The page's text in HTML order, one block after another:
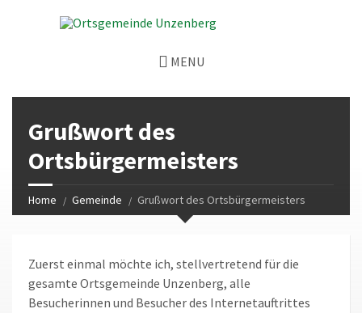
MENU
Grußwort des
Ortsbürgermeisters
Home Gemeinde Grußwort des Ortsbürgermeisters
Zuerst einmal möchte ich, stellvertretend für die
gesamte Ortsgemeinde Unzenberg, alle
Besucherinnen und Besucher des Internetauftrittes